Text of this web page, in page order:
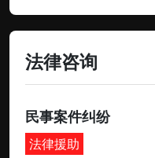
法律咨询
民事案件纠纷
法律援助